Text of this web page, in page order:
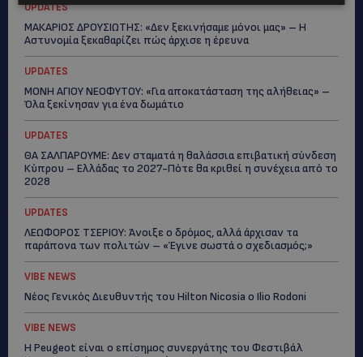
UPDATES
ΜΑΚΑΡΙΟΣ ΔΡΟΥΣΙΩΤΗΣ: «Δεν ξεκινήσαμε μόνοι μας» – Η
Αστυνομία ξεκαθαρίζει πώς άρχισε η έρευνα
UPDATES
ΜΟΝΗ ΑΓΙΟΥ ΝΕΟΦΥΤΟΥ: «Για αποκατάσταση της αλήθειας» –
Όλα ξεκίνησαν για ένα δωμάτιο
UPDATES
ΘΑ ΣΑΛΠΑΡΟΥΜΕ: Δεν σταματά η θαλάσσια επιβατική σύνδεση
Κύπρου – Ελλάδας το 2027-Πότε θα κριθεί η συνέχεια από το
2028
UPDATES
ΛΕΩΦΟΡΟΣ ΤΣΕΡΙΟΥ: Άνοιξε ο δρόμος, αλλά άρχισαν τα
παράπονα των πολιτών – «Έγινε σωστά ο σχεδιασμός;»
VIBE NEWS
Νέος Γενικός Διευθυντής του Hilton Nicosia ο Ilio Rodoni
VIBE NEWS
Η Peugeot είναι ο επίσημος συνεργάτης του Φεστιβάλ